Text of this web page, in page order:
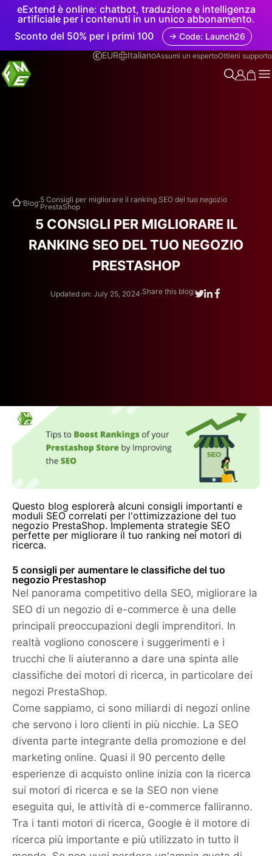
eExtend è online: chatbot, traduzione e intelligenza
artificiale per i contenuti in un unico abbonamento.
Sconto del 50% per i primi 100
→ Code: Launch26
EUR
ItalianoAssumi un espertoOttieni supporto
.Blog.5 Consigli per migliorare il ranking SEO del tuo negozio
PrestaShop
5 CONSIGLI PER MIGLIORARE IL
RANKING SEO DEL TUO NEGOZIO
PRESTASHOP
Updated on: July 25, 2024.Share this blog:
Questo blog esplorerà alcuni consigli importanti e
moduli SEO correlati per l'ottimizzazione del tuo
negozio PrestaShop. Implementa strategie SEO
perfette per migliorare il tuo ranking nei motori di
ricerca.
5 consigli per aumentare le classifiche del tuo
negozio Prestashop
Nel panorama competitivo della SEO, migliorare la
SEO di un negozio di e-commerce è una delle
principali preoccupazioni degli imprenditori. In
realtà vogliono conoscere i suggerimenti e i
trucchi che li aiuteranno a dare una spinta alle
classifiche dei motori di ricerca, in particolare dei
negozi PrestaShop.
Come sappiamo, ci sono miliardi di negozi online
che servono i loro clienti in più nicchie. La SEO
diventa parte integrante della promozione e del
marketing online. Quasi il 90 percento delle
esperienze di acquisto online inizia con la ricerca
sui motori di ricerca e se la SEO non viene
eseguita qui, le attività di e-commerce falliranno.
Tra i tanti motori di ricerca, Google è il motore di
ricerca più importante e più utilizzato in tutto il